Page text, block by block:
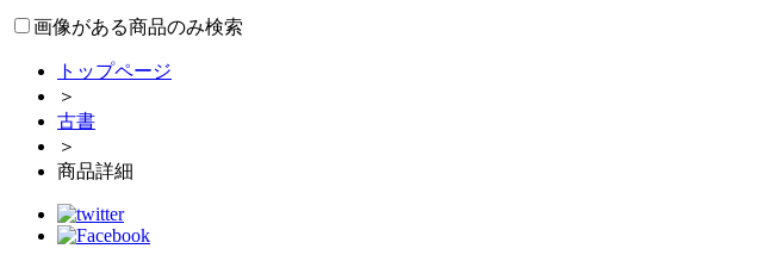
画像がある商品のみ検索
トップページ
＞
古書
＞
商品詳細